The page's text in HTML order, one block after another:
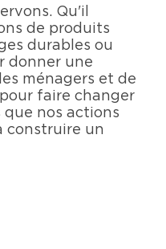
Qu'il
de produits
durables ou
donner une
ménagers et de
faire changer
que nos actions
construire un